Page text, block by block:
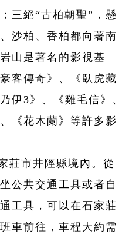
三絕“古柏朝聖”，懸
沙柏、香柏都向著南
山是著名的影視基
客傳奇》、《臥虎藏
伊3》、《雞毛信》、
《花木蘭》等許多影
莊市井陘縣境內。從
公共交通工具或者自
工具，可以在石家莊
車前往，車程大約需